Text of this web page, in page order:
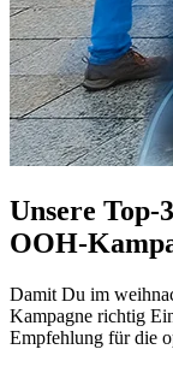
Unsere
OOH-
Damit Du im
Kampagne richtig
Empfehlung für die